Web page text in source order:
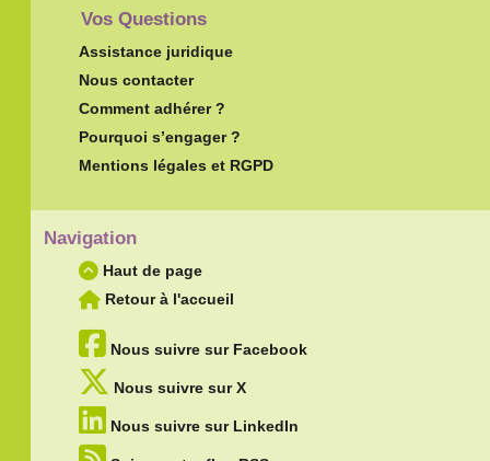
Vos Questions
Assistance juridique
Nous contacter
Comment adhérer ?
Pourquoi s’engager ?
Mentions légales et RGPD
Navigation
Haut de page
Retour à l'accueil
Nous suivre sur Facebook
Nous suivre sur X
Nous suivre sur LinkedIn